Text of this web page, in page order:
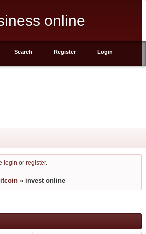
online
Search Register Login
login orregister.
» invest online